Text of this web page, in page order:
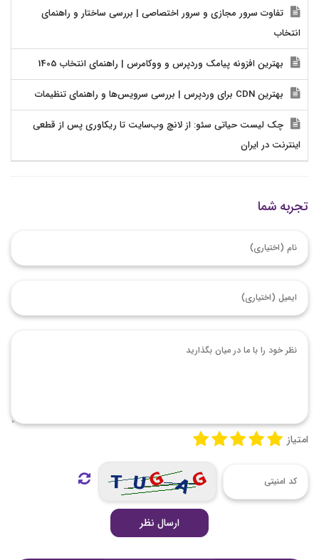
تفاوت سرور مجازی و سرور اختصاصی | بررسی ساختار و راهنمای
انتخاب
بهترین افزونه پیامک وردپرس و ووکامرس | راهنمای انتخاب 1405
بهترین CDN برای وردپرس | بررسی سرویس‌ها و راهنمای تنظیمات
چک لیست حیاتی سئو: از لانچ وب‌سایت تا ریکاوری پس از قطعی
اینترنت در ایران
تجربه شما
امتیاز
ارسال نظر